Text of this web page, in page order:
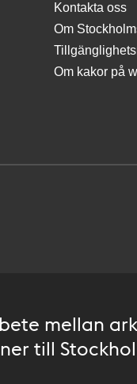
Kontakta oss
Om
Om kakor på
mellan
till